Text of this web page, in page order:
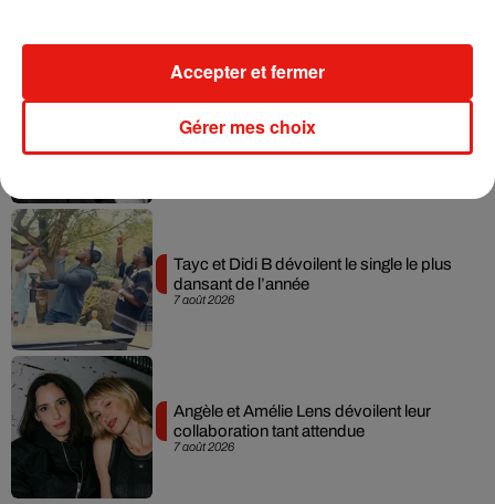
7 août 2026
Madonna sort enfin le remix de « Love
Sensation » avec Kylie Minogue
7 août 2026
Tayc et Didi B dévoilent le single le plus
dansant de l’année
7 août 2026
Angèle et Amélie Lens dévoilent leur
collaboration tant attendue
Gérer mes choix
Accepter et fermer